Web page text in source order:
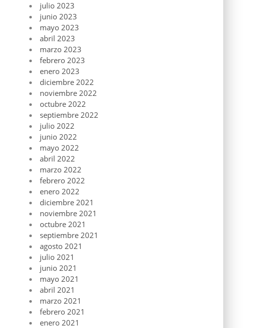
julio 2023
junio 2023
mayo 2023
abril 2023
marzo 2023
febrero 2023
enero 2023
diciembre 2022
noviembre 2022
octubre 2022
septiembre 2022
julio 2022
junio 2022
mayo 2022
abril 2022
marzo 2022
febrero 2022
enero 2022
diciembre 2021
noviembre 2021
octubre 2021
septiembre 2021
agosto 2021
julio 2021
junio 2021
mayo 2021
abril 2021
marzo 2021
febrero 2021
enero 2021